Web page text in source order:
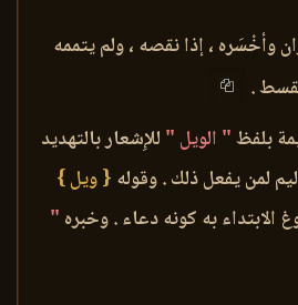
وأخْسَره ، إذا نقصه ، ولم يتممه
.
بلفظ" الويل " للإِشعار بالتهديد
لمن يفعل ذلك . وقوله { ويل }
الابتداء به كونه دعاء . وخبره "